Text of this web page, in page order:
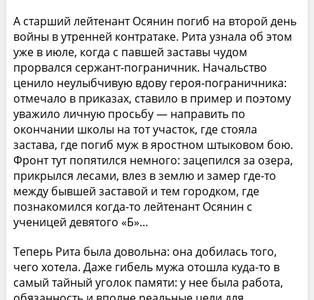
А старший лейтенант Осянин погиб на второй день
войны в утренней контратаке. Рита узнала об этом
уже в июле, когда с павшей заставы чудом
прорвался сержант-пограничник. Начальство
ценило неулыбчивую вдову героя-пограничника:
отмечало в приказах, ставило в пример и поэтому
уважило личную просьбу — направить по
окончании школы на тот участок, где стояла
застава, где погиб муж в яростном штыковом бою.
Фронт тут попятился немного: зацепился за озера,
прикрылся лесами, влез в землю и замер где-то
между бывшей заставой и тем городком, где
познакомился когда-то лейтенант Осянин с
ученицей девятого «Б»…
Теперь Рита была довольна: она добилась того,
чего хотела. Даже гибель мужа отошла куда-то в
самый тайный уголок памяти: у нее была работа,